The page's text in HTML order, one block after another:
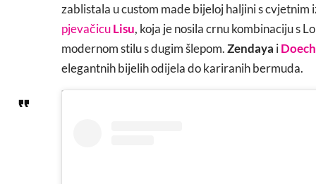
zablistala u custom made bijeloj haljini s
pjevačicuLisu, koja je nosila crnu kombinaciju s
modernom stilu s dugim šlepom.Zendaya i
elegantnih bijelih odijela do kariranih bermuda.